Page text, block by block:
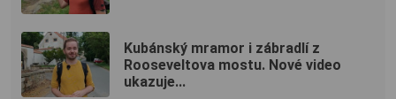
Kubánský mramor i zábradlí z
Rooseveltova mostu. Nové video
ukazuje...